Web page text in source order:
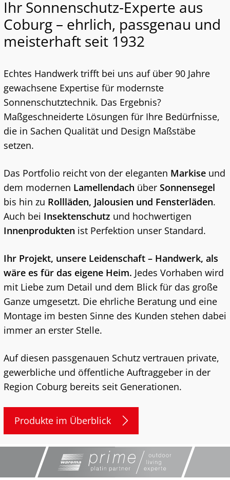
Ihr Sonnenschutz-Experte aus
Coburg – ehrlich, passgenau und
meisterhaft seit 1932
Echtes Handwerk trifft bei uns auf über 90 Jahre
gewachsene Expertise für modernste
Sonnenschutztechnik. Das Ergebnis?
Maßgeschneiderte Lösungen für Ihre Bedürfnisse,
die in Sachen Qualität und Design Maßstäbe
setzen.
Das Portfolio reicht von der eleganten Markiseund
dem modernen Lamellendach über Sonnensegel
bis hin zu Rollläden, Jalousien und Fensterläden.
Auch bei Insektenschutz und hochwertigen
Innenprodukten ist Perfektion unser Standard.
Ihr Projekt, unsere Leidenschaft – Handwerk, als
wäre es für das eigene Heim. Jedes Vorhaben wird
mit Liebe zum Detail und dem Blick für das große
Ganze umgesetzt. Die ehrliche Beratung und eine
Montage im besten Sinne des Kunden stehen dabei
immer an erster Stelle.
Auf diesen passgenauen Schutz vertrauen private,
gewerbliche und öffentliche Auftraggeber in der
Region Coburg bereits seit Generationen.
Produkte im Überblick